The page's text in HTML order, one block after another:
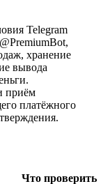
Telegram
хранение
вывода
приём
платёжного
Что проверить